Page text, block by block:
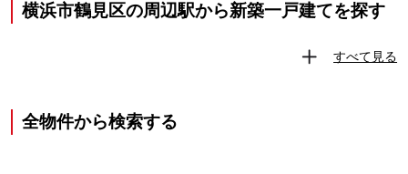
横浜市鶴見区の周辺駅から新築一戸建てを探す
すべて見る
全物件から検索する